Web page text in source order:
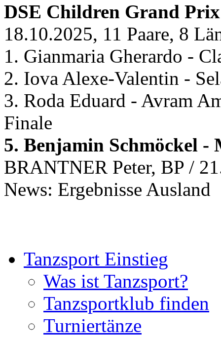
DSE Children Grand
18.10.2025, 11 Paare, 8
1. Gianmaria Gherardo -
2. Iova Alexe-Valentin -
3. Roda Eduard - Avram
Finale
5. Benjamin Schmöckel
BRANTNER Peter, BP /
News: Ergebnisse Ausland
Tanzsport Einstieg
Was ist Tanzsport?
Tanzsportklub finden
Turniertänze